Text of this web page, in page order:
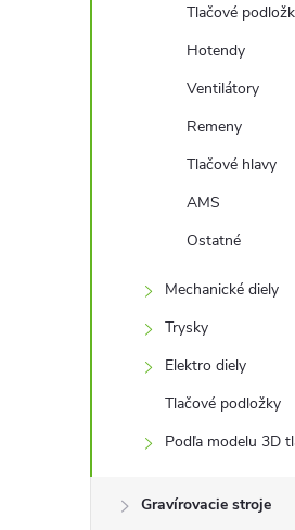
Tlačové
Hotendy
Ventilátory
Remeny
Tlačové hlavy
AMS
Ostatné
Mechanické diely
Trysky
Elektro diely
Tlačové podložky
Podľa modelu 3D
Gravírovacie stroje